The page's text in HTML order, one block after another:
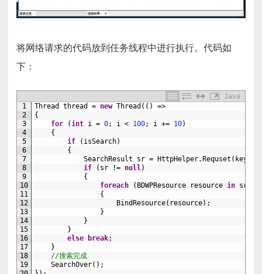
将网络请求的代码放到任务线程中进行执行。代码如
下：
Java
1
2
3
4
5
6
7
8
9
10
11
12
13
14
15
16
17
18
19
Thread thread = new Thread ( ( ) =>
{
for
(int i = 0; i < 100; i += 10)
{
if
( isSearch)
{
SearchResult sr = HttpHelper.Requset ( key
if
( sr != null)
{
foreach
( BDWPResource resource in sr
{
BindResource( resource) ;
}
}
}
else
break;
}
//搜索完成
SearchOver( ) ;